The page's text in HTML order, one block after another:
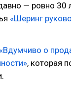
— ровно 30
«Шеринг
о
, которая